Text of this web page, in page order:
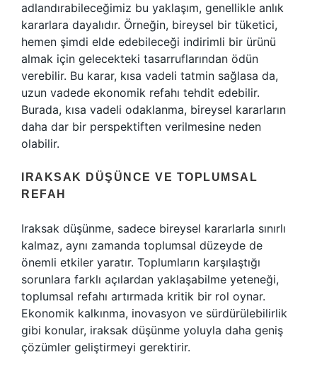
adlandırabileceğimiz bu yaklaşım, genellikle anlık
kararlara dayalıdır. Örneğin, bireysel bir tüketici,
hemen şimdi elde edebileceği indirimli bir ürünü
almak için gelecekteki tasarruflarından ödün
verebilir. Bu karar, kısa vadeli tatmin sağlasa da,
uzun vadede ekonomik refahı tehdit edebilir.
Burada, kısa vadeli odaklanma, bireysel kararların
daha dar bir perspektiften verilmesine neden
olabilir.
IRAKSAK DÜŞÜNCE VE TOPLUMSAL
REFAH
Iraksak düşünme, sadece bireysel kararlarla sınırlı
kalmaz, aynı zamanda toplumsal düzeyde de
önemli etkiler yaratır. Toplumların karşılaştığı
sorunlara farklı açılardan yaklaşabilme yeteneği,
toplumsal refahı artırmada kritik bir rol oynar.
Ekonomik kalkınma, inovasyon ve sürdürülebilirlik
gibi konular, iraksak düşünme yoluyla daha geniş
çözümler geliştirmeyi gerektirir.